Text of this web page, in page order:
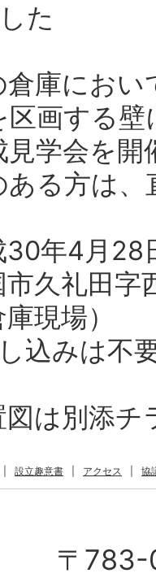
た
庫におい
区画する
見学会を開
る方は、
30年4月28
市久礼田
現場）
は不要
図は別添
設立趣意書 アクセス 協
〒